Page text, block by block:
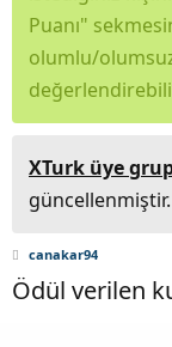
Puanı"
olumlu/
XTurk üye
güncellenmiştir.
canakar94
Ödül verilen